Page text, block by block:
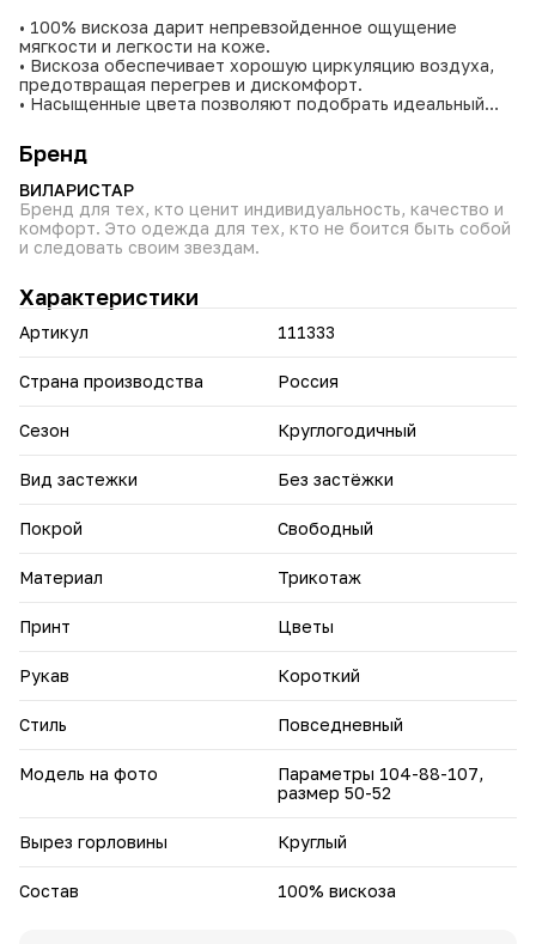
• 100% вискоза дарит непревзойденное ощущение
мягкости и легкости на коже.
• Вискоза обеспечивает хорошую циркуляцию воздуха,
предотвращая перегрев и дискомфорт.
• Насыщенные цвета позволяют подобрать идеальный
• Качественные материалы и пошив гарантируют
долговечность и безупречный внешний вид изделия.
• Доступность размеров для женщин разных типов
фигуры.
Эта воздушная и приятная к телу футболка российского
производства станет изящным дополнением вашего
утонченных и комфортных образов на каждый день.
Бренд
ВИЛАРИСТАР
Бренд для тех, кто ценит индивидуальность, качество и
комфорт. Это одежда для тех, кто не боится быть собой
и следовать своим звездам.
Характеристики
Артикул 111333
Страна производства Россия
Сезон Круглогодичный
Вид застежки Без застёжки
Покрой Свободный
Материал Трикотаж
Принт Цветы
Рукав Короткий
Стиль Повседневный
Модель на фото
Параметры 104-88-107,
размер 50-52
Вырез горловины Круглый
Состав 100% вискоза